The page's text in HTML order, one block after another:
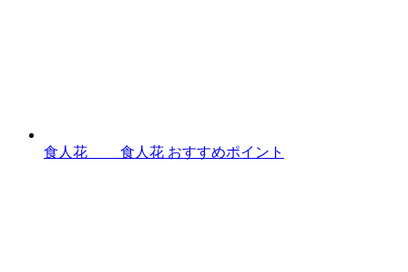
食人花 食人花 おすすめポイント